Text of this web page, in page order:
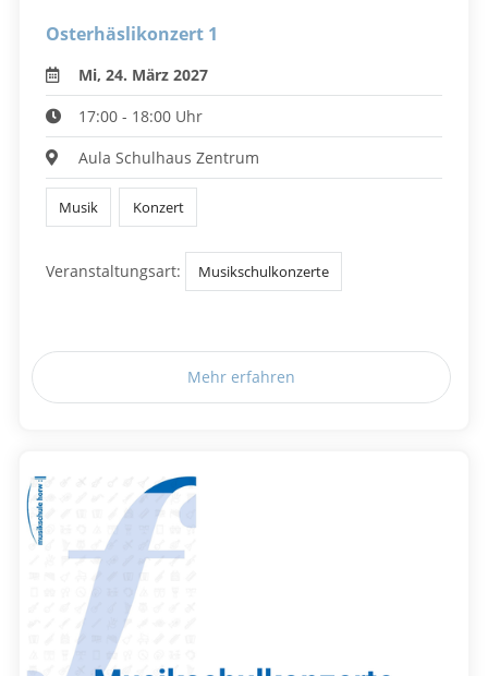
Osterhäslikonzert 1
Mi, 24. März 2027
17:00 - 18:00 Uhr
Aula Schulhaus Zentrum
Musik Konzert
Veranstaltungsart: Musikschulkonzerte
Mehr erfahren